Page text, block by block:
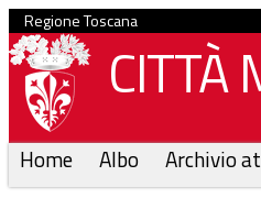
Regione Toscana
CITTÀ
Home Albo Archivio